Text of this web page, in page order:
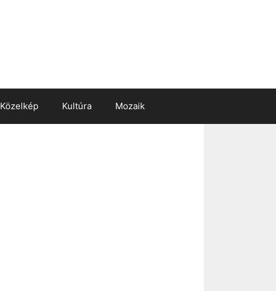
Közelkép Kultúra Mozaik